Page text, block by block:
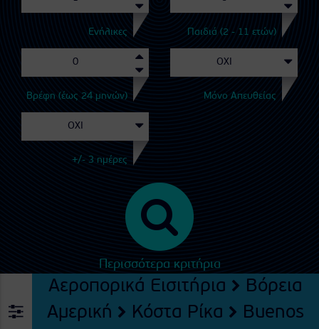
Ενήλικες Παιδιά (2 - 11 ετών)
Βρέφη (έως 24 μηνών) Μόνο Απευθείας
+/- 3 ημέρες
Περισσότερα κριτήρια
Αεροπορικά Εισιτήρια
Βόρεια
Αμερική
Κόστα Ρίκα
Buenos